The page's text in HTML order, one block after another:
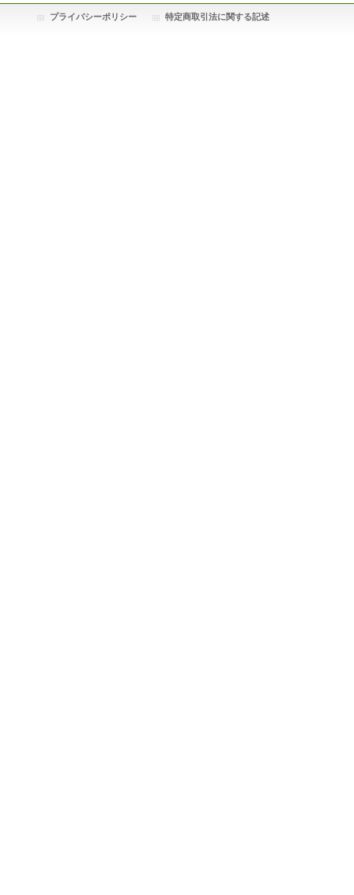
プライバシーポリシー 特定商取引法に関する記述